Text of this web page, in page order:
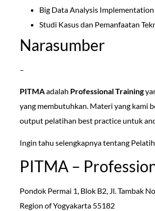
Big Data Analysis Implementation
Studi Kasus dan Pemanfaatan
Narasumber
–
PITMAadalah Professional Training
yang membutuhkan. Materi yang kami
output pelatihan best practice untuk
Ingin tahu selengkapnya tentang
PITMA –
Pondok Permai 1, Blok B2, Jl. Tambak
Region of Yogyakarta 55182